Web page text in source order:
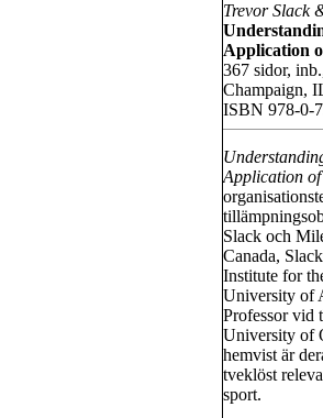
Trevor Slack
Application
367 sidor,
Champaign,
ISBN 978-0-
Application
Slack och
Canada,
Institute for
University of
Professor vid
University of
hemvist är
tveklöst
sport.